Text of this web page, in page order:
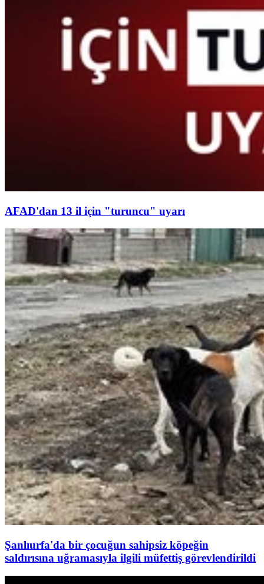
AFAD'dan 13 il için "turuncu" uyarı
Şanlıurfa'da bir çocuğun sahipsiz köpeğin
saldırısına uğramasıyla ilgili müfettiş görevlendirildi